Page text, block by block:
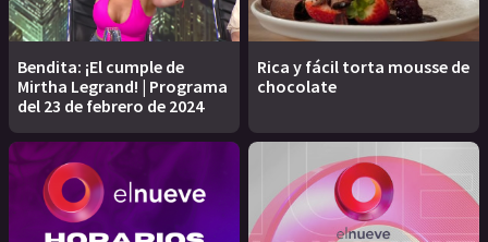
Bendita: ¡El cumple de
Mirtha Legrand! | Programa
del 23 de febrero de 2024
Rica y fácil torta mousse de
chocolate